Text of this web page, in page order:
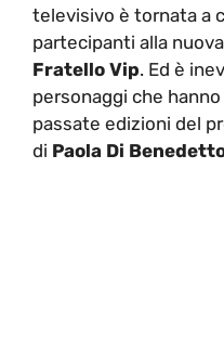
televisivo è tornata a
partecipanti alla
Fratello Vip. Ed è
personaggi che
passate edizioni del
di Paola Di